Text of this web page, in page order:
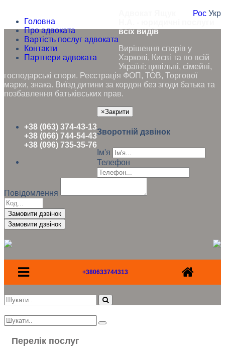
Головна
Про адвоката
Вартість послуг адвоката
Контакти
Партнери адвоката
Рос Укр
всіх видів
Вирішення спорів у
Харкові, Києві та по всій
Україні: цивільні, сімейні,
господарські спори. Реєстрація ФОП, ТОВ, Торгової
марки, знака. Виїзд дитини за кордон без згоди батька та
позбавлення батьківських прав.
+38 (063) 374-43-13
+38 (066) 744-54-43
+38 (096) 735-35-76
×Закрити
Зворотній дзвінок
Ім'я
Телефон
Повідомлення
Замовити дзвінок
+380633744313
Перелік послуг